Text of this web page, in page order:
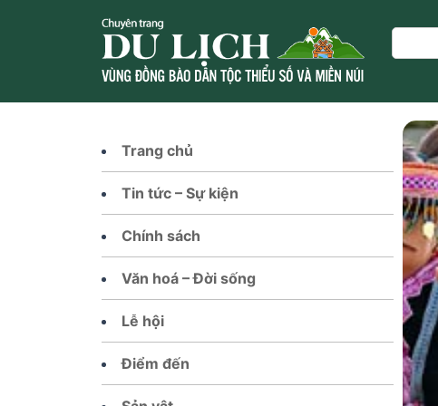
Search
Trang chủ
Tin tức – Sự kiện
Chính sách
Văn hoá – Đời sống
Lễ hội
Điểm đến